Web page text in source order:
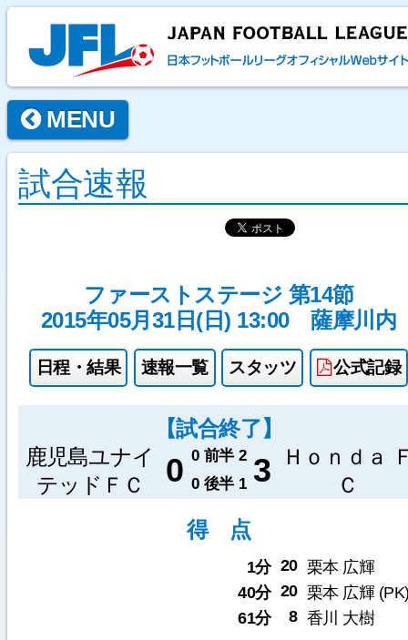
MENU
試合速報
ファーストステージ 第14節
2015年05月31日(日) 13:00
薩摩川内
日程・結果 速報一覧 スタッツ 公式記録
【試合終了】
鹿児島ユナイ
テッドＦＣ
0 0 前半 2 3
Ｈｏｎｄａ
Ｃ
0 後半 1
得 点
1分 20 栗本 広輝
40分 20 栗本 広輝
61分
8 香川 大樹